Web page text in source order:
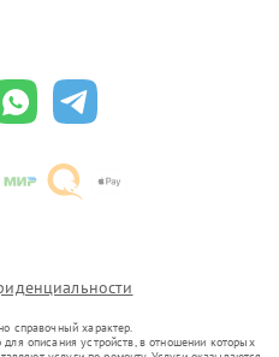
справочный характер.
описания устройств, в отношении которых